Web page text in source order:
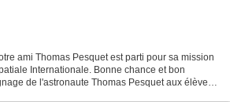
ami Thomas Pesquet est parti pour sa mission
Internationale. Bonne chance et bon
de l'astronaute Thomas Pesquet aux élèves